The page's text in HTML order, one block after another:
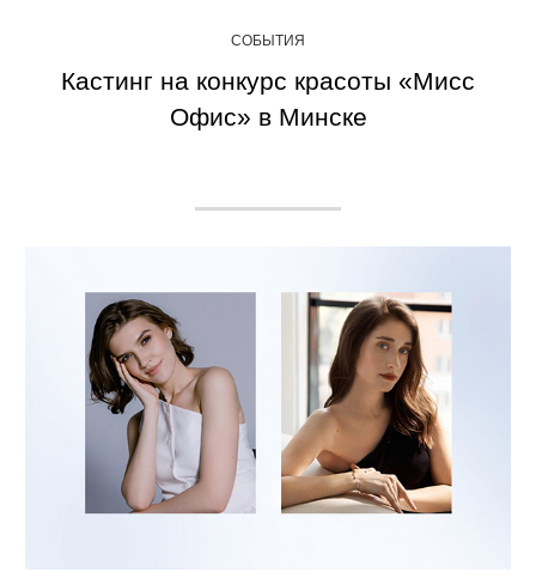
СОБЫТИЯ
Кастинг на конкурс красоты «Мисс
Офис» в Минске